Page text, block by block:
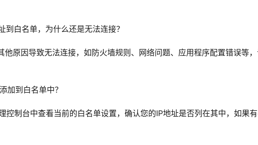
到白名单，为什么还是无法连接？
他原因导致无法连接，如防火墙规则 、网络问题、应用程序配置错误等
加到白名单中？
控制台中查看当前的白名单设置，确认您的IP地址是否列在其中，如果